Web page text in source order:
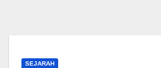
SEJARAH